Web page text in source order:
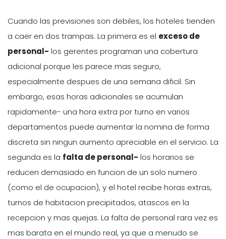
Cuando las previsiones son debiles, los hoteles tienden
a caer en dos trampas. La primera es el exceso de
personal- los gerentes programan una cobertura
adicional porque les parece mas seguro,
especialmente despues de una semana dificil. Sin
embargo, esas horas adicionales se acumulan
rapidamente- una hora extra por turno en varios
departamentos puede aumentar la nomina de forma
discreta sin ningun aumento apreciable en el servicio. La
segunda es la falta de personal- los horarios se
reducen demasiado en funcion de un solo numero
(como el de ocupacion), y el hotel recibe horas extras,
turnos de habitacion precipitados, atascos en la
recepcion y mas quejas. La falta de personal rara vez es
mas barata en el mundo real, ya que a menudo se